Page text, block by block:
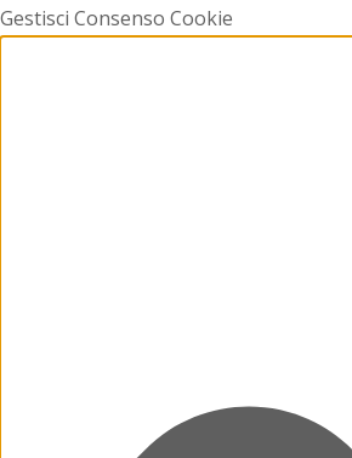
Gestisci Consenso Cookie